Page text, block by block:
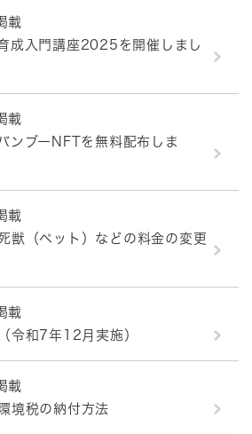
載
成入門講座2025を開催しまし
載
ンブーNFTを無料配布しま
載
獣（ペット）などの料金の変更
載
令和7年12月実施）
載
境税の納付方法